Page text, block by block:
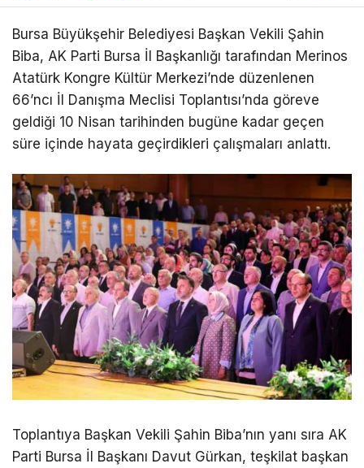
Bursa Büyükşehir Belediyesi Başkan Vekili Şahin
Biba, AK Parti Bursa İl Başkanlığı tarafından Merinos
Atatürk Kongre Kültür Merkezi’nde düzenlenen
66’ncı İl Danışma Meclisi Toplantısı’nda göreve
geldiği 10 Nisan tarihinden bugüne kadar geçen
süre içinde hayata geçirdikleri çalışmaları anlattı.
Toplantıya Başkan Vekili Şahin Biba’nın yanı sıra AK
Parti Bursa İl Başkanı Davut Gürkan, teşkilat başkan